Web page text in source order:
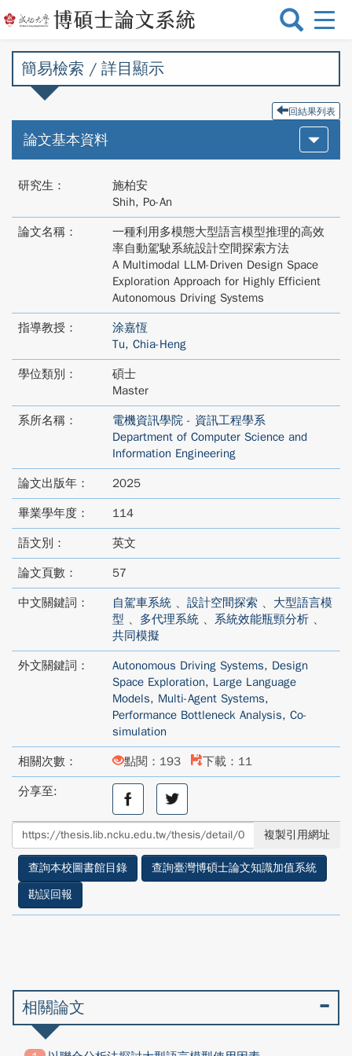
選
切
簡易檢索 / 詳目顯示
回結果列表
論文基本資料
研究生：
施柏安
Shih, Po-An
論文名稱：
一種利用多模態大型語言模型推理的高效
率自動駕駛系統設計空間探索方法
A Multimodal LLM-Driven Design Space
Exploration Approach for Highly Efficient
Autonomous Driving Systems
指導教授：
涂嘉恆
Tu, Chia-Heng
學位類別：
碩士
Master
系所名稱：
電機資訊學院 - 資訊工程學系
Department of Computer Science and
Information Engineering
論文出版年： 2025
畢業學年度： 114
語文別： 英文
論文頁數： 57
中文關鍵詞： 自駕車系統 、 設計空間探索 、 大型語言模
型 、 多代理系統 、 系統效能瓶頸分析 、
共同模擬
外文關鍵詞： Autonomous Driving Systems, Design
Space Exploration, Large Language
Models, Multi-Agent Systems,
Performance Bottleneck Analysis, Co-
simulation
相關次數： 點閱：193 下載：11
分享至:
分
至
facebook
分
享
至
twitter
複製引用網址
查詢本校圖書館目錄
查詢臺灣博碩士論文知識加值系統
勘誤回報
相關論文